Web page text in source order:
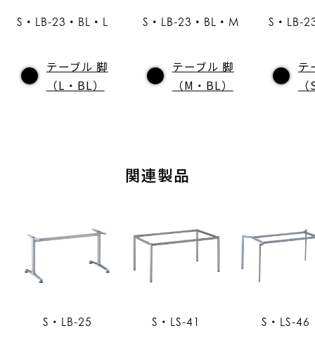
S・LB-23・BL・L
テーブル 脚
（L・BL）
S・LB-23・BL・M
テーブル 脚
（M・BL）
S・LB-
テ
関連製品
S・LB-25 S・LS-41 S・LS-46